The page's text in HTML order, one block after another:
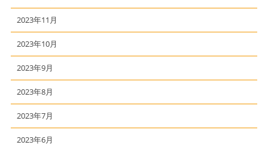
2023年11月
2023年10月
2023年9月
2023年8月
2023年7月
2023年6月